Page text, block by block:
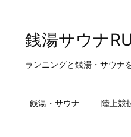
銭湯サウナ
ランニングと銭湯・サウナ
銭湯・サウナ 陸上競